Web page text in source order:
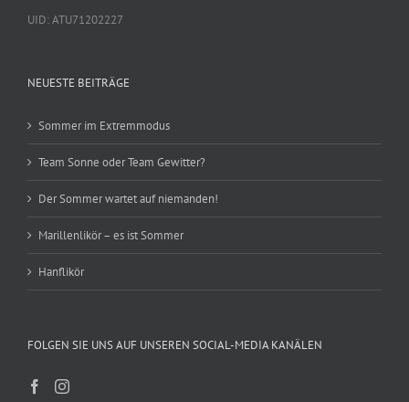
UID: ATU71202227
NEUESTE BEITRÄGE
Sommer im Extremmodus
Team Sonne oder Team Gewitter?
Der Sommer wartet auf niemanden!
Marillenlikör – es ist Sommer
Hanflikör
FOLGEN SIE UNS AUF UNSEREN SOCIAL-MEDIA KANÄLEN